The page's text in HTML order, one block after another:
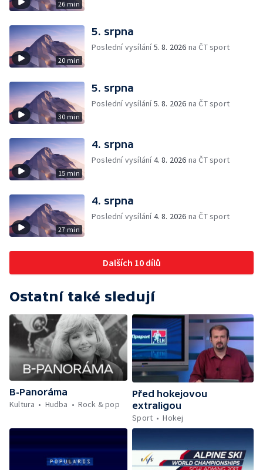
26 min
20 min
5. srpna
Poslední vysílání5. 8. 2026 na ČT sport
30 min
5. srpna
Poslední vysílání5. 8. 2026 na ČT sport
15 min
4. srpna
Poslední vysílání4. 8. 2026 na ČT sport
27 min
4. srpna
Poslední vysílání4. 8. 2026 na ČT sport
Dalších 10 dílů
Ostatní také sledují
B-Panoráma
Kultura
Hudba Rock & pop
Před hokejovou
extraligou
Sport
Hokej